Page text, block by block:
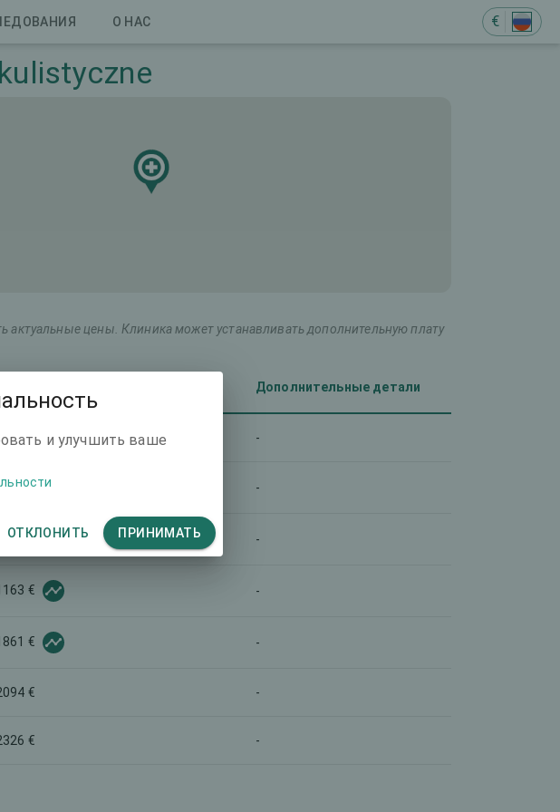
О НАС €
актуальные цены. Клиника может устанавливать дополнительную плату
Дополнительные детали
€ -
€ -
1861 € -
€ -
€ -
€ -
€ -
и улучшить ваше
ОТКЛОНИТЬ ПРИНИМАТЬ